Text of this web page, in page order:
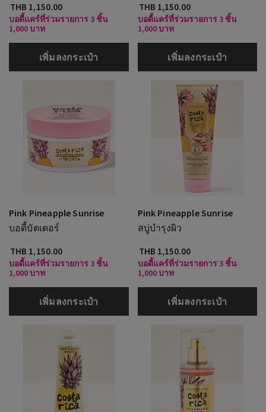
THB 1,150.00
บอดี้แคร์ที่ร่วมรายการ 3 ชิ้น
1,000 บาท
เพิ่มลงกระเป๋า
THB 1,150.00
บอดี้แคร์ที่ร่วมรายการ 3 ชิ้น
1,000 บาท
เพิ่มลงกระเป๋า
Pink Pineapple Sunrise
บอดี้บัตเตอร์
THB 1,150.00
บอดี้แคร์ที่ร่วมรายการ 3 ชิ้น
1,000 บาท
เพิ่มลงกระเป๋า
Pink Pineapple Sunrise
สบู่บำรุงผิว
THB 1,150.00
บอดี้แคร์ที่ร่วมรายการ 3 ชิ้น
1,000 บาท
เพิ่มลงกระเป๋า